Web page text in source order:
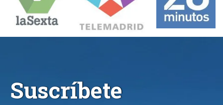
Suscríbete